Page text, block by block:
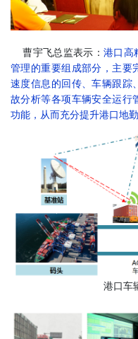
曹宇飞总监表示： 港口高
管理的重要组成部分，主要
速度信息的回传、车辆跟踪
故分析等各项车辆安全运行
功能，从而充分提升港口地
港口车